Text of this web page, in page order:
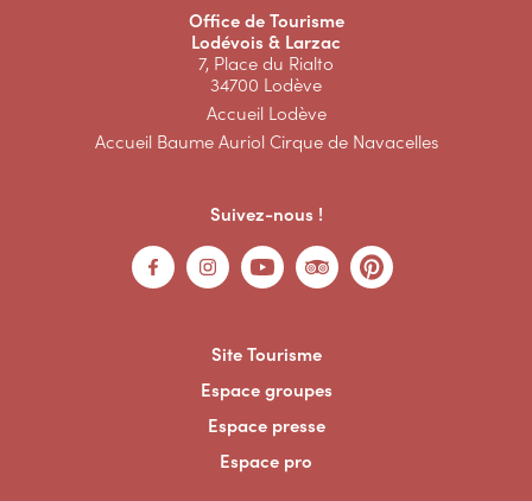
Office de Tourisme
Lodévois & Larzac
7, Place du Rialto
34700 Lodève
Accueil Lodève
Accueil Baume Auriol Cirque de Navacelles
Suivez-nous !
Site Tourisme
Espace groupes
Espace presse
Espace pro